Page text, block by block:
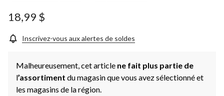
18,99 $
Inscrivez-vous aux alertes de soldes
Malheureusement, cet article ne fait plus partie de
l’assortiment du magasin que vous avez sélectionné et
les magasins de la région.